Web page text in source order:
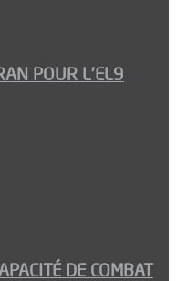
POUR L’EL9
DE COMBAT